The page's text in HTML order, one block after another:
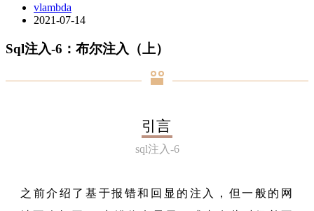
vlambda
2021-07-14
Sql注入-6：布尔注入（上）
引言
sql注入-6
之前介绍了基于报错和回显的注入，但一般的网